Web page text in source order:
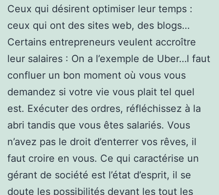
Ceux qui désirent optimiser leur temps :
ceux qui ont des sites web, des blogs…
Certains entrepreneurs veulent accroître
leur salaires : On a l’exemple de Uber…l faut
confluer un bon moment où vous vous
demandez si votre vie vous plait tel quel
est. Exécuter des ordres, réfléchissez à la
abri tandis que vous êtes salariés. Vous
n’avez pas le droit d’enterrer vos rêves, il
faut croire en vous. Ce qui caractérise un
gérant de société est l’état d’esprit, il se
doute les possibilités devant les tout les